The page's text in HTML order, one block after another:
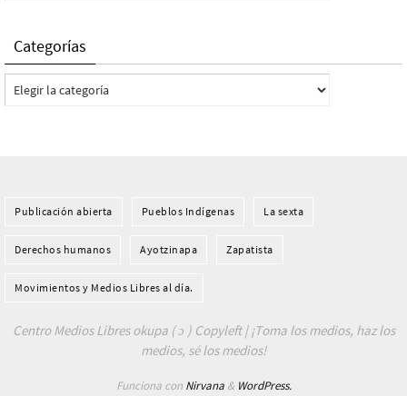
Categorías
Categorías
Publicación abierta Pueblos Indí­genas La sexta
Derechos humanos Ayotzinapa Zapatista
Movimientos y Medios Libres al día.
Centro Medios Libres okupa ( ɔ ) Copyleft | ¡Toma los medios, haz los
medios, sé los medios!
Funciona con Nirvana& WordPress.